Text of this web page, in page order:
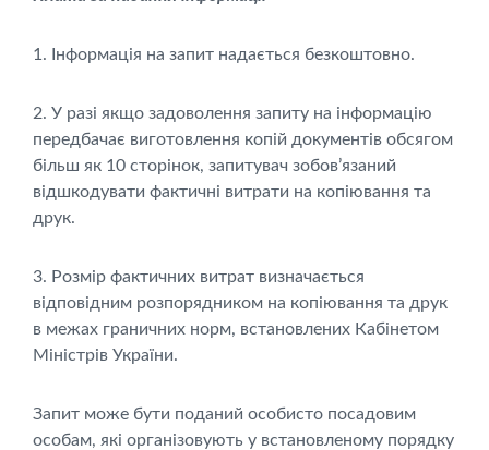
1. Інформація на запит надається безкоштовно.
2. У разі якщо задоволення запиту на інформацію
передбачає виготовлення копій документів обсягом
більш як 10 сторінок, запитувач зобов’язаний
відшкодувати фактичні витрати на копіювання та
друк.
3. Розмір фактичних витрат визначається
відповідним розпорядником на копіювання та друк
в межах граничних норм, встановлених Кабінетом
Міністрів України.
Запит може бути поданий особисто посадовим
особам, які організовують у встановленому порядку